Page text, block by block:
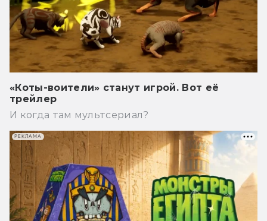
«Коты-воители» станут игрой. Вот её
трейлер
И когда там мультсериал?
РЕКЛАМА